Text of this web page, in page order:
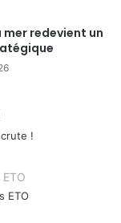
mer redevient un